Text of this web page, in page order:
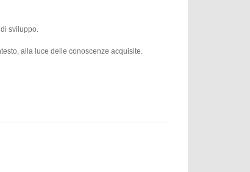
sviluppo.
alla luce delle conoscenze acquisite.